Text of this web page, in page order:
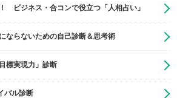
ビジネス・合コンで役立つ「人相占い」
らないための自己診断＆思考術
標実現力」診断
バル診断